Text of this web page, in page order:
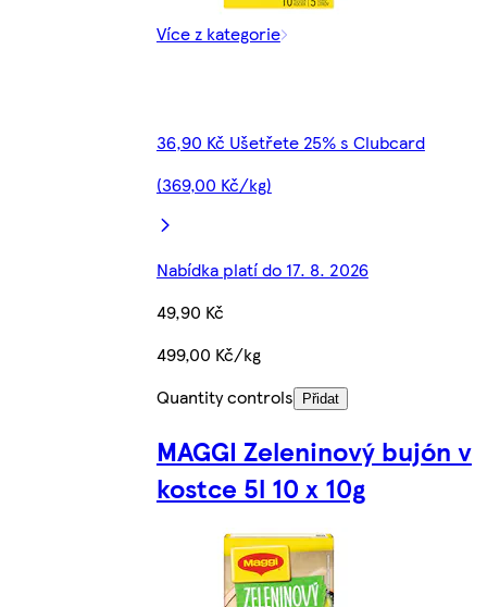
Více z kategorie
36,90 Kč Ušetřete 25% s Clubcard
(369,00 Kč/kg)
Nabídka platí do 17. 8. 2026
49,90 Kč
499,00 Kč/kg
Quantity controls
Přidat
MAGGI Zeleninový bujón v
kostce 5l 10 x 10g